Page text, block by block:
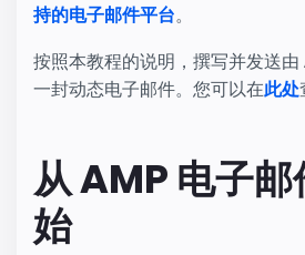
持的电子邮件平台。
按照本教程的说明，撰写并发送
一封动态电子邮件。您可以在此处
从 AMP 电子
始